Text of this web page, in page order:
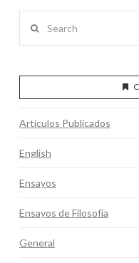
Artículos Publicados
English
Ensayos
Ensayos de Filosofía
General